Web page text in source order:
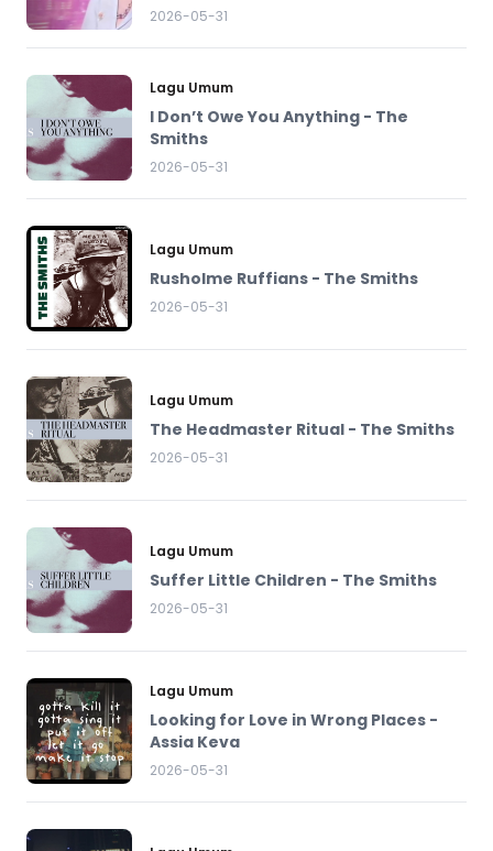
2026-05-31
Lagu Umum
I Don’t Owe You Anything - The
Smiths
2026-05-31
Lagu Umum
Rusholme Ruffians - The Smiths
2026-05-31
Lagu Umum
The Headmaster Ritual - The Smiths
2026-05-31
Lagu Umum
Suffer Little Children - The Smiths
2026-05-31
Lagu Umum
Looking for Love in Wrong Places -
Assia Keva
2026-05-31